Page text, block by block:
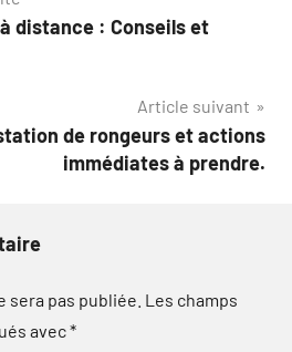
distance : Conseils et
Article suivant
de rongeurs et actions
immédiates à prendre.
sera pas publiée. Les champs
avec*